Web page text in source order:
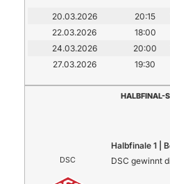
20.03.2026 20:15
22.03.2026
18:00
24.03.2026
20:00
27.03.2026
19:30
HALBFINAL-
Halbfinale 1 |
DSC DSC gewinnt